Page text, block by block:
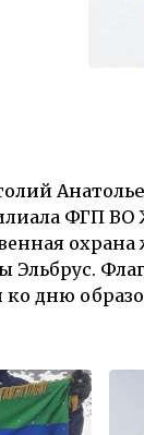
ФГП
Эльбрус.
ко дню